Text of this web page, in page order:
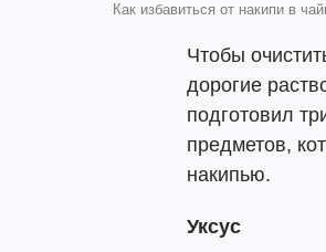
Как избавиться от накипи в
Чтобы
дорогие
подготовил
предметов,
накипью.
Уксус